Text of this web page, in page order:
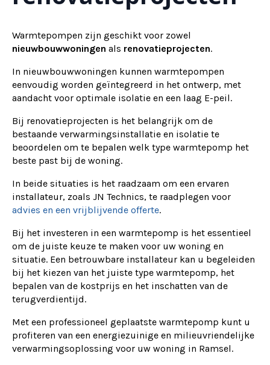
Warmtepompen zijn geschikt voor zowel
nieuwbouwwoningen als renovatieprojecten.
In nieuwbouwwoningen kunnen warmtepompen
eenvoudig worden geïntegreerd in het ontwerp, met
aandacht voor optimale isolatie en een laag E-peil.
Bij renovatieprojecten is het belangrijk om de
bestaande verwarmingsinstallatie en isolatie te
beoordelen om te bepalen welk type warmtepomp het
beste past bij de woning.
In beide situaties is het raadzaam om een ervaren
installateur, zoals JN Technics, te raadplegen voor
advies en een vrijblijvende offerte.
Bij het investeren in een warmtepomp is het essentieel
om de juiste keuze te maken voor uw woning en
situatie. Een betrouwbare installateur kan u begeleiden
bij het kiezen van het juiste type warmtepomp, het
bepalen van de kostprijs en het inschatten van de
terugverdientijd.
Met een professioneel geplaatste warmtepomp kunt u
profiteren van een energiezuinige en milieuvriendelijke
verwarmingsoplossing voor uw woning in Ramsel.